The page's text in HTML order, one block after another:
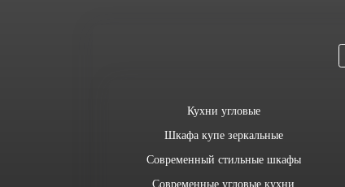
Кухни угловые
Шкафа купе зеркальные
Современный стильные шкафы
Современные угловые кухни